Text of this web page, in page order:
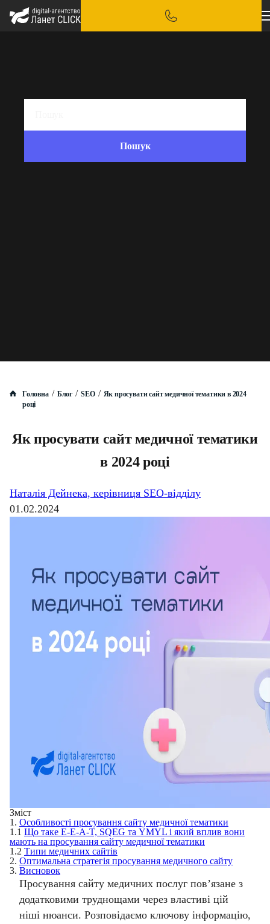
Головна / Блог / SEO / Як просувати сайт медичної тематики в 2024
році
Як просувати сайт медичної тематики
в 2024 році
Наталія Дейнека, керівниця SEO-відділу
01.02.2024
Зміст
1. Особливості просування сайту медичної тематики
1.1 Що таке E-E-A-T, SQEG та YMYL і який вплив вони
мають на просування сайту медичної тематики
1.2 Типи медичних сайтів
2. Оптимальна стратегія просування медичного сайту
3. Висновок
Просування сайту медичних послуг пов’язане з
додатковими труднощами через властиві цій
ніші нюанси. Розповідаємо ключову інформацію,